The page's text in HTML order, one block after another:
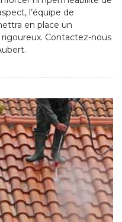
l’équipe de
en place un
Contactez-nous